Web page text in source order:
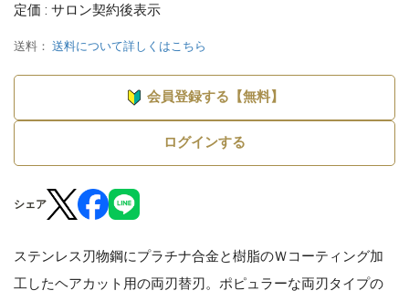
定価 : サロン契約後表示
送料： 送料について詳しくはこちら
会員登録する【無料】
ログインする
シェア
ステンレス刃物鋼にプラチナ合金と樹脂のＷコーティング加
工したヘアカット用の両刃替刃。ポピュラーな両刃タイプの